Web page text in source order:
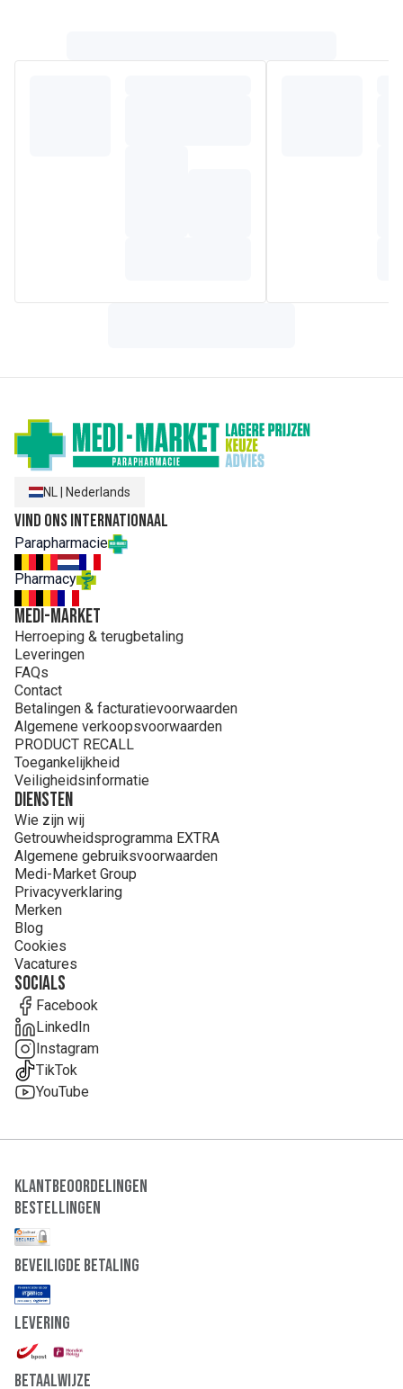
ACRYLATE/SODIUM ACRYLOYLDIMETHYL TAURATE
NL Nederlands
Vind ons internationaal
Parapharmacie
Pharmacy
MEDI-MARKET
Herroeping & terugbetaling
Leveringen
FAQs
Contact
Betalingen & facturatievoorwaarden
Algemene verkoopsvoorwaarden
PRODUCT RECALL
Toegankelijkheid
Veiligheidsinformatie
Diensten
Wie zijn wij
Getrouwheidsprogramma EXTRA
Algemene gebruiksvoorwaarden
Medi-Market Group
Privacyverklaring
Merken
Blog
Cookies
Vacatures
Socials
Facebook
LinkedIn
Instagram
TikTok
YouTube
Klantbeoordelingen
Bestellingen
Beveiligde Betaling
Levering
Betaalwijze